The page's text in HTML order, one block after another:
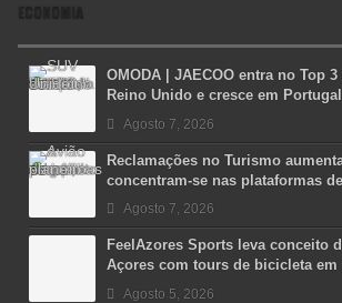
ECONOMIA
OMODA | JAECOO entra no Top
Reino Unido e cresce em Portugal
Agosto 7, 2026
Reclamações no Turismo
concentram-se nas plataformas
Agosto 7, 2026
FeelAzores Sports leva conceito
Açores com tours de bicicleta em
Agosto 5, 2026